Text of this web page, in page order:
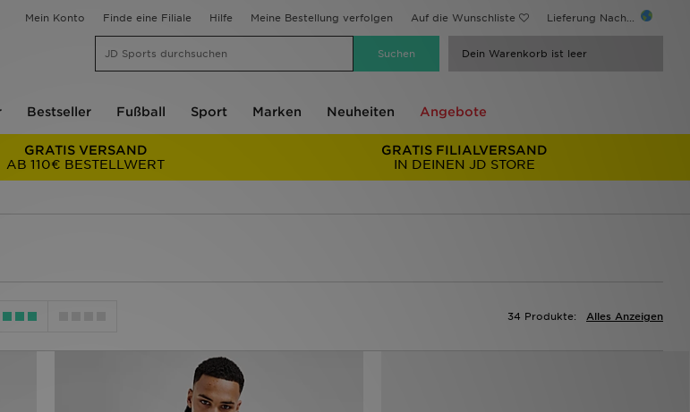
Mein Konto Finde eine Filiale Hilfe Meine Bestellung verfolgen Auf die Wunschliste Lieferung Nach...
Dein Warenkorb ist leer
Bestseller Fußball Sport Marken Neuheiten Angebote
GRATIS VERSAND
AB 110€ BESTELLWERT
GRATIS FILIALVERSAND
IN DEINEN JD STORE
Alles Anzeigen
34 Produkte: